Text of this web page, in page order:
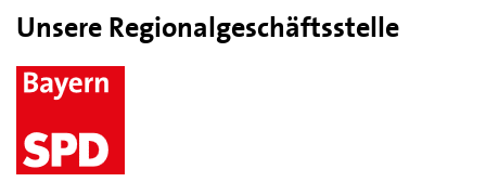
Unsere Regionalgeschäftsstelle